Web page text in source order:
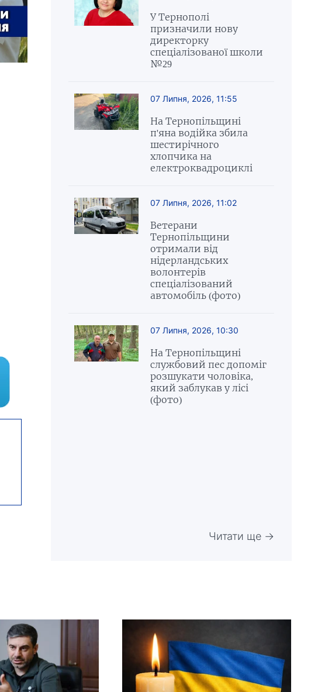
У Тернополі
призначили нову
директорку
спеціалізованої школи
№29
07 Липня, 2026, 11:55
На Тернопільщині
п'яна водійка збила
шестирічного
хлопчика на
електроквадроциклі
07 Липня, 2026, 11:02
Ветерани
Тернопільщини
отримали від
нідерландських
волонтерів
спеціалізований
автомобіль (фото)
07 Липня, 2026, 10:30
На Тернопільщині
службовий пес допоміг
розшукати чоловіка,
який заблукав у лісі
(фото)
Читати ще →